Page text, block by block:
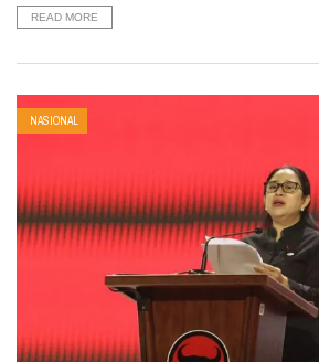
READ MORE
NASIONAL